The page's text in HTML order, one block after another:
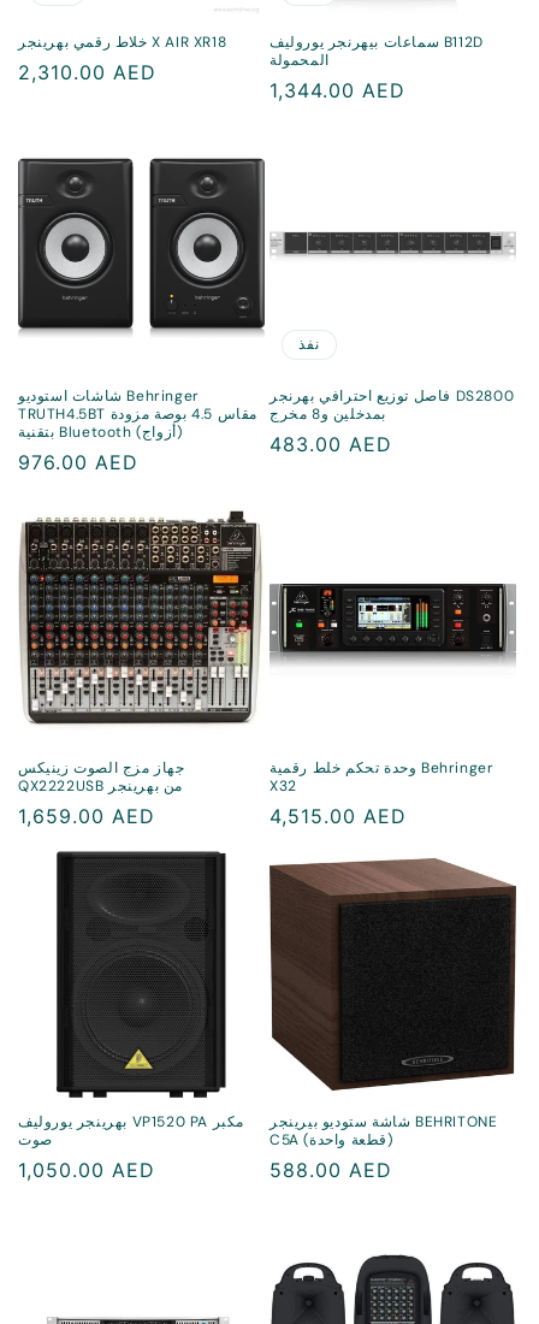
خلاط رقمي بهرينجر X AIR XR18
سعر
2,310.00 AED
سماعات بيهرنجر يوروليف B112D
المحمولة
سعر
1,344.00 AED
شاشات استوديو Behringer
TRUTH4.5BT مقاس 4.5 بوصة مزودة
بتقنية Bluetooth (أزواج)
سعر
976.00 AED
نفذ
فاصل توزيع احترافي بهرنجر DS2800
بمدخلين و8 مخرج
سعر
483.00 AED
جهاز مزج الصوت زينيكس
QX2222USB من بهرينجر
سعر
1,659.00 AED
وحدة تحكم خلط رقمية Behringer
X32
سعر
4,515.00 AED
بهرينجر يوروليف VP1520 PA مكبر
صوت
سعر
1,050.00 AED
شاشة ستوديو بيرينجر BEHRITONE
C5A (قطعة واحدة)
سعر
588.00 AED